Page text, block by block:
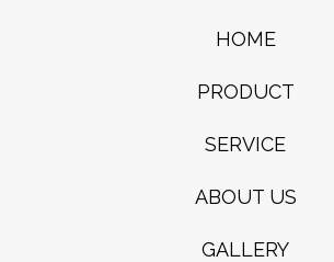
HOME
PRODUCT
SERVICE
ABOUT US
GALLERY